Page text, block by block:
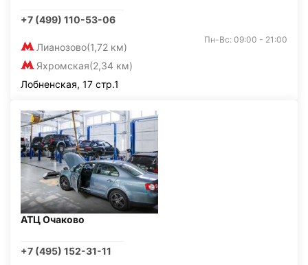
+7 (499) 110-53-06
Лианозово(1,72 км)
Яхромская(2,34 км)
Пн-Вс: 09:00 - 21:00
Лобненская, 17 стр.1
АТЦ Очаково
+7 (495) 152-31-11